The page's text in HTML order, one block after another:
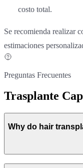
costo total.
Se recomienda realizar
estimaciones
Preguntas Frecuentes
Trasplante
Why do hair